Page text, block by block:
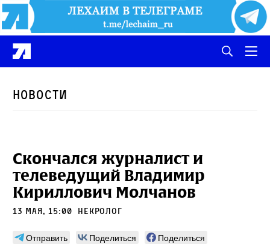
Новости
Скончался журналист и
телеведущий Владимир
Кириллович Молчанов
13 мая, 15:00 некролог
Отправить Поделиться
Поделиться